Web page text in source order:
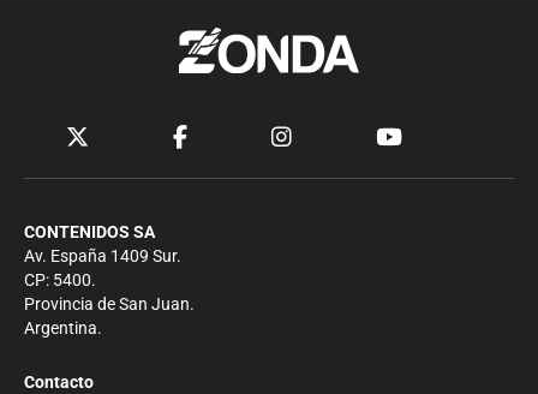
CONTENIDOS SA
Av. España 1409 Sur.
CP: 5400.
Provincia de San Juan.
Argentina.
Contacto